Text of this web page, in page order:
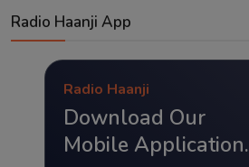
Radio Haanji App
Radio Haanji
Download Our
Mobile Application.